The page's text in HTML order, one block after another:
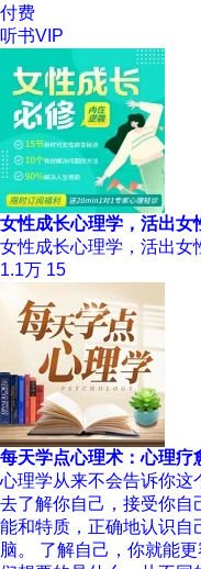
付费
听书VIP
女性成长心理学，活出女
女性成长心理学，活出女
1.1万 15
每天学点心理术：心理疗
心理学从来不会告诉你这
去了解你自己，接受你自
能和特质，正确地认识自
脑。 了解自己，你就能